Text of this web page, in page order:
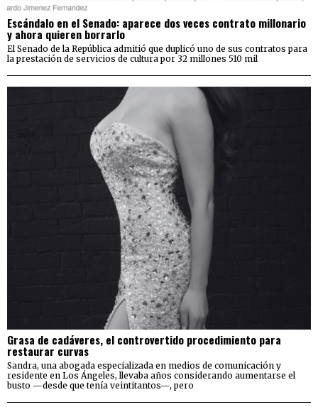
Escándalo en el Senado: aparece dos veces contrato millonario
y ahora quieren borrarlo
El Senado de la República admitió que duplicó uno de sus contratos para
la prestación de servicios de cultura por 32 millones 510 mil
Grasa de cadáveres, el controvertido procedimiento para
restaurar curvas
Sandra, una abogada especializada en medios de comunicación y
residente en Los Ángeles, llevaba años considerando aumentarse el
busto —desde que tenía veintitantos—, pero